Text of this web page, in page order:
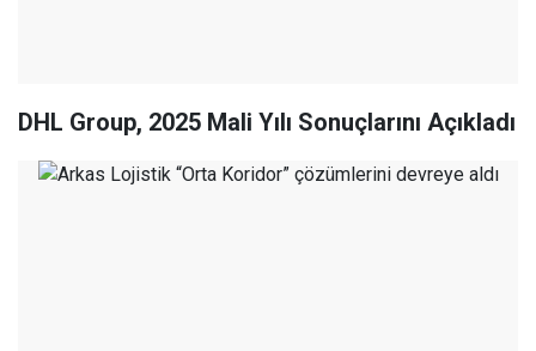
DHL Group, 2025 Mali Yılı Sonuçlarını Açıkladı